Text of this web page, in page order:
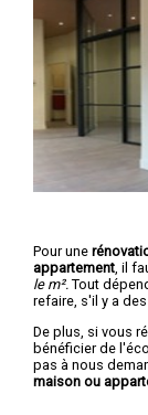
Pour une
appartement , il
le m². Tout
refaire, s'il y a
De plus, si vous
bénéficier de
pas à nous
maison ou